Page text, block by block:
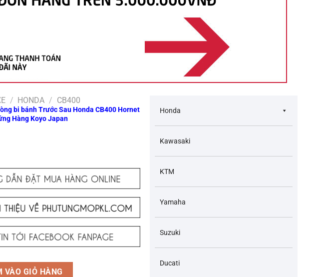
/ HONDA / CB400
bi bánh Trước Sau Honda CB400 Hornet
Hàng Koyo Japan
bi bánh Trước Sau Honda CB400 Hornet 250 và các dòng xe tương ứng Hàng Koyo Japan số lượng
VÀO GIỎ HÀNG
Honda
Kawasaki
KTM
Yamaha
Suzuki
Ducati